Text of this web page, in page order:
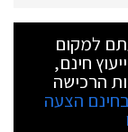
למקום
חינם,
הרכישה
הצעה